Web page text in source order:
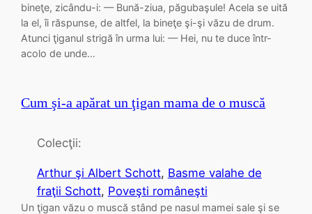
bineţe, zicându-i: — Bună-ziua, păgubaşule! Acela se uită
la el, îi răspunse, de altfel, la bineţe şi-şi văzu de drum.
Atunci ţiganul strigă în urma lui: — Hei, nu te duce într-
acolo de unde…
Cum şi-a apărat un ţigan mama de o muscă
Colecţii:
Arthur şi Albert Schott, Basme valahe de
fraţii Schott, Poveşti româneşti
Un ţigan văzu o muscă stând pe nasul mamei sale şi se